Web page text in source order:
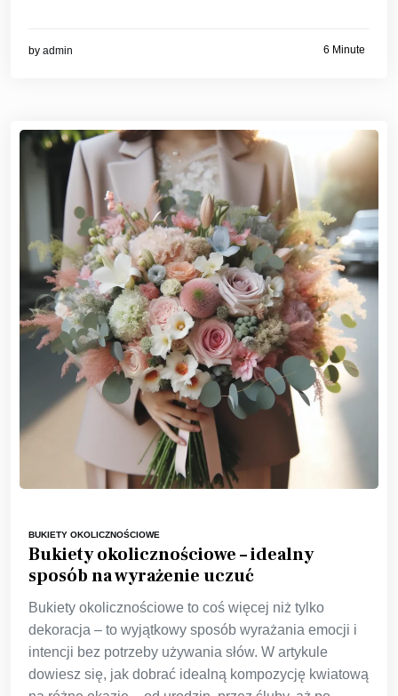
by admin 6 Minute
BUKIETY OKOLICZNOŚCIOWE
Bukiety okolicznościowe – idealny
sposób na wyrażenie uczuć
Bukiety okolicznościowe to coś więcej niż tylko
dekoracja – to wyjątkowy sposób wyrażania emocji i
intencji bez potrzeby używania słów. W artykule
dowiesz się, jak dobrać idealną kompozycję kwiatową